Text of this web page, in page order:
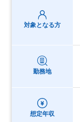
対象となる方
勤務地
想定年収